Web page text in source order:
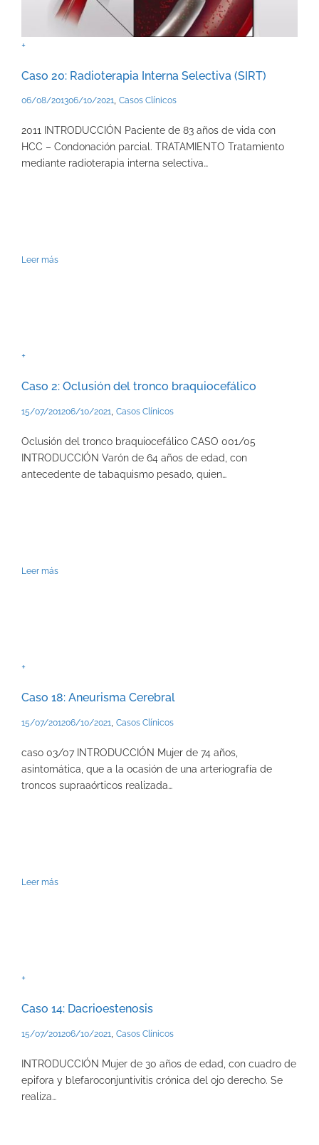
+
Caso 20: Radioterapia Interna Selectiva (SIRT)
06/08/201306/10/2021, Casos Clínicos
2011 INTRODUCCIÓN Paciente de 83 años de vida con
HCC – Condonación parcial. TRATAMIENTO Tratamiento
mediante radioterapia interna selectiva…
Leer más
+
Caso 2: Oclusión del tronco braquiocefálico
15/07/201206/10/2021 Casos Clínicos
Oclusión del tronco braquiocefálico CASO 001/05
INTRODUCCIÓN Varón de 64 años de edad, con
antecedente de tabaquismo pesado, quien…
Leer más
+
Caso 18: Aneurisma Cerebral
15/07/201206/10/2021 Casos Clínicos
caso 03/07 INTRODUCCIÓN Mujer de 74 años,
asintomática, que a la ocasión de una arteriografía de
troncos supraaórticos realizada…
Leer más
+
Caso 14: Dacrioestenosis
15/07/201206/10/2021 Casos Clínicos
INTRODUCCIÓN Mujer de 30 años de edad, con cuadro de
epifora y blefaroconjuntivitis crónica del ojo derecho. Se
realiza…